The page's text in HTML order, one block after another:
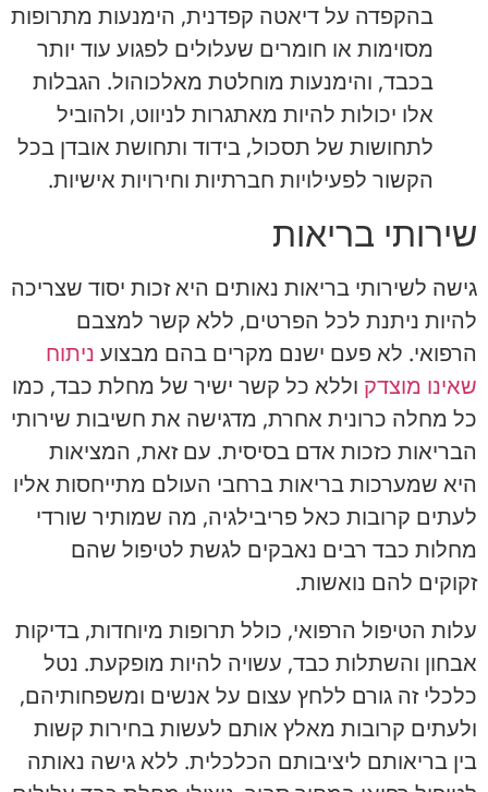
בהקפדה על דיאטה קפדנית, הימנעות מתרופות
מסוימות או חומרים שעלולים לפגוע עוד יותר
בכבד, והימנעות מוחלטת מאלכוהול. הגבלות
אלו יכולות להיות מאתגרות לניווט, ולהוביל
לתחושות של תסכול, בידוד ותחושת אובדן בכל
הקשור לפעילויות חברתיות וחירויות אישיות.
שירותי בריאות
גישה לשירותי בריאות נאותים היא זכות יסוד שצריכה
להיות ניתנת לכל הפרטים, ללא קשר למצבם
הרפואי. לא פעם ישנם מקרים בהם מבצוע ניתוח
שאינו מוצדק וללא כל קשר ישיר של מחלת כבד, כמו
כל מחלה כרונית אחרת, מדגישה את חשיבות שירותי
הבריאות כזכות אדם בסיסית. עם זאת, המציאות
היא שמערכות בריאות ברחבי העולם מתייחסות אליו
לעתים קרובות כאל פריבילגיה, מה שמותיר שורדי
מחלות כבד רבים נאבקים לגשת לטיפול שהם
זקוקים להם נואשות.
עלות הטיפול הרפואי, כולל תרופות מיוחדות, בדיקות
אבחון והשתלות כבד, עשויה להיות מופקעת. נטל
כלכלי זה גורם ללחץ עצום על אנשים ומשפחותיהם,
ולעתים קרובות מאלץ אותם לעשות בחירות קשות
בין בריאותם ליציבותם הכלכלית. ללא גישה נאותה